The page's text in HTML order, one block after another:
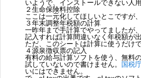
活動報告
歯界展望2026‐2月号に掲
いようで、インストールできない人
２生命保険料控除
ここは一元化してほしいとこですが
３年末調整年税額の計算
一昨年まで手計算でやってましたが、
記入すれば計算間違いなく年税額が
ただ、このシートは計算に使うだけ
４源泉徴収票の記入
有料の給与計算ソフトを使う、無料
試していないので書けません。
国税
いにはできません。